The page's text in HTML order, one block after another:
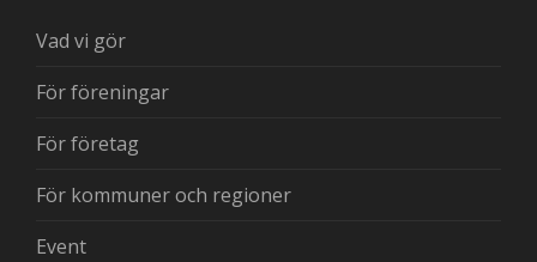
Vad vi gör
För föreningar
För företag
För kommuner och regioner
Event